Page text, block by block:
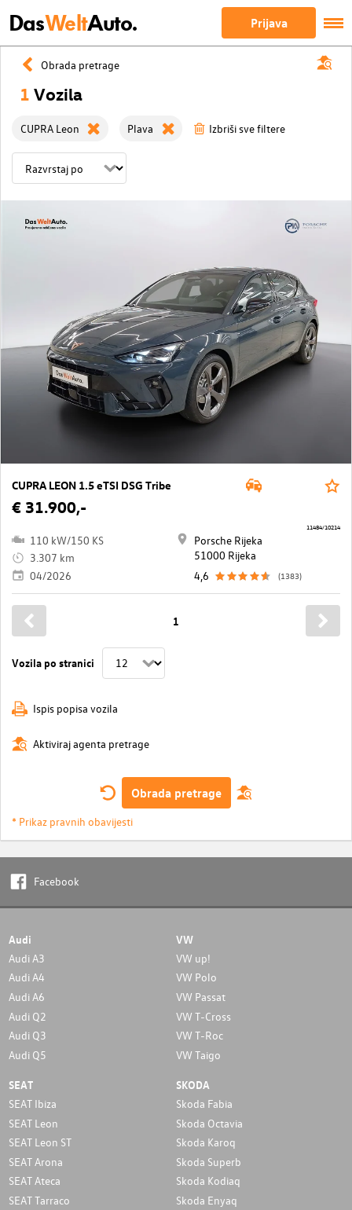
DasWeltAuto. Prijava
Obrada pretrage
1 Vozila
CUPRA Leon Plava Izbriši sve filtere
CUPRA LEON 1.5 eTSI DSG Tribe
€ 31.900,-
110 kW/150 KS
3.307 km
04/2026
Porsche Rijeka
51000 Rijeka
4,6
(1383)
11484/10214
Vozila po stranici
1
Ispis popisa vozila
Aktiviraj agenta pretrage
Obrada pretrage
* Prikaz pravnih obavijesti
Facebook
Audi
Audi A3
Audi A4
Audi A6
Audi Q2
Audi Q3
Audi Q5
VW
VW up!
VW Polo
VW Passat
VW T-Cross
VW T-Roc
VW Taigo
SEAT
SEAT Ibiza
SEAT Leon
SEAT Leon ST
SEAT Arona
SEAT Ateca
SEAT Tarraco
SKODA
Skoda Fabia
Skoda Octavia
Skoda Karoq
Skoda Superb
Skoda Kodiaq
Skoda Enyaq